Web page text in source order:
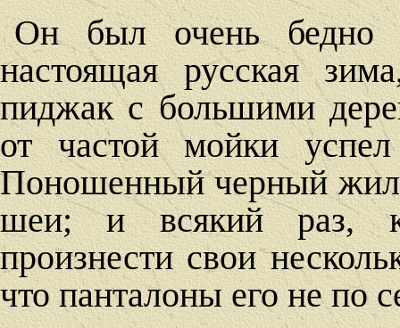
Он был очень бедно
настоящая русская
пиджак с большими
от частой мойки
Поношенный черный
шеи; и всякий раз,
произнести свои
что панталоны его не по